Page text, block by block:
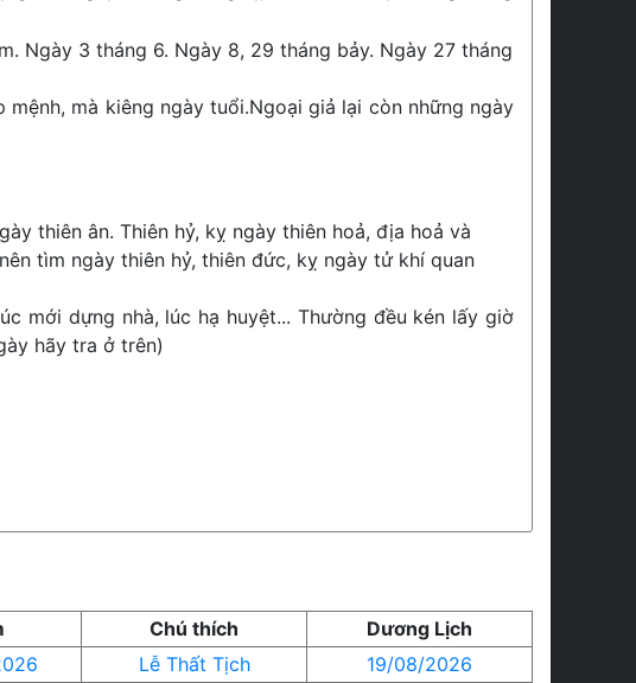
Ngày 3 tháng 6. Ngày 8, 29 tháng bảy. Ngày 27 tháng
mà kiêng ngày tuổi.Ngoại giả lại còn những ngày
thiên ân. Thiên hỷ, kỵ ngày thiên hoả, địa hoả và
tìm ngày thiên hỷ, thiên đức, kỵ ngày tử khí quan
mới dựng nhà, lúc hạ huyệt... Thường đều kén lấy giờ
hãy tra ở trên)
Chú thích
Dương Lịch
Lễ Thất Tịch 19/08/2026